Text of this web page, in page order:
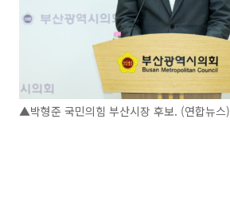
▲박형준 국민의힘 부산시장 후보. (연합뉴스)